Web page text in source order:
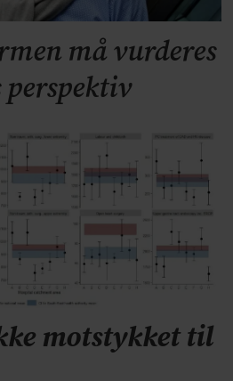
må vurderes
perspektiv
motstykket til